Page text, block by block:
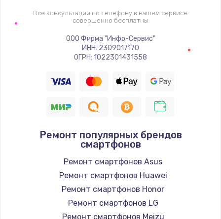
Заказать
Настройка Wi-Fi
1260 руб.
Заказать
Замена шим-контроллера
Заказать
Замена HDMI
1200 руб.
Заказать
Все консультации по телефону в нашем сервисе
совершенно бесплатны
ООО Фирма "Инфо-Сервис"
ИНН: 2309017170
ОГРН: 1022301431558
Ремонт популярных брендов
смартфонов
Ремонт смартфонов Asus
Ремонт смартфонов Huawei
Ремонт смартфонов Honor
Ремонт смартфонов LG
Ремонт смартфонов Meizu